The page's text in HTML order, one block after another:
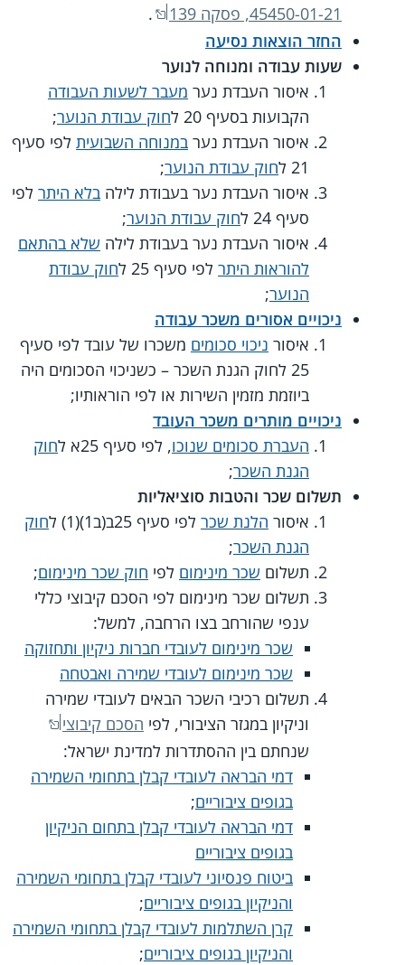
45450-01-21, פסקה 139
.
החזר הוצאות נסיעה
שעות עבודה ומנוחה לנוער
איסור העבדת נער מעבר לשעות העבודה
הקבועות בסעיף 20 ל
חוק עבודת הנוער;
איסור העבדת נער במנוחה השבועית לפי סעיף
21 ל
חוק עבודת הנוער;
איסור העבדת נער בעבודת לילה בלא היתר לפי
סעיף 24 ל
חוק עבודת הנוער;
איסור העבדת נער בעבודת לילה שלא בהתאם
להוראות היתר לפי סעיף 25 ל
חוק עבודת
הנוער;
ניכויים אסורים משכר עבודה
איסור ניכוי סכומים משכרו של עובד לפי סעיף
25 לחוק הגנת השכר – כשניכוי הסכומים היה
ביוזמת מזמין השירות או לפי הוראותיו;
ניכויים מותרים משכר העובד
העברת סכומים שנוכו, לפי סעיף 25א ל
חוק
הגנת השכר;
תשלום שכר והטבות סוציאליות
איסור הלנת שכר לפי סעיף 25ב(ב1)(1) ל
חוק
הגנת השכר;
תשלום שכר מינימום לפי חוק שכר מינימום;
תשלום שכר מינימום לפי הסכם קיבוצי כללי
ענפי שהורחב בצו הרחבה, למשל:
שכר מינימום לעובדי חברות ניקיון ותחזוקה
שכר מינימום לעובדי שמירה ואבטחה
תשלום רכיבי השכר הבאים לעובדי שמירה
וניקיון במגזר הציבורי, לפי הסכם קיבוצי
שנחתם בין ההסתדרות למדינת ישראל:
דמי הבראה לעובדי קבלן בתחומי השמירה
בגופים ציבוריים;
דמי הבראה לעובדי קבלן בתחום הניקיון
בגופים ציבוריים
ביטוח פנסיוני לעובדי קבלן בתחומי השמירה
והניקיון בגופים ציבוריים;
קרן השתלמות לעובדי קבלן בתחומי השמירה
והניקיון בגופים ציבוריים;